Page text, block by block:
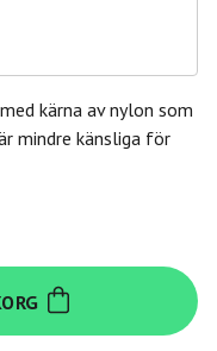
kärna av nylon som
mindre känsliga för